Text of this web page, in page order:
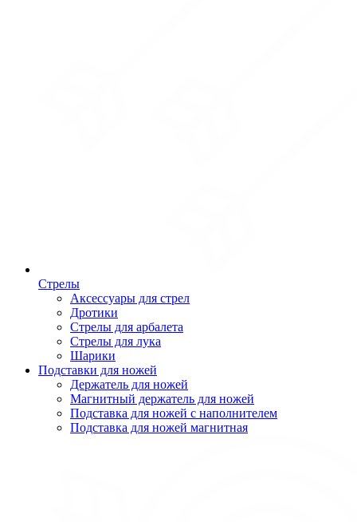
Стрелы
Аксессуары для стрел
Дротики
Стрелы для арбалета
Стрелы для лука
Шарики
Подставки для ножей
Держатель для ножей
Магнитный держатель для ножей
Подставка для ножей с наполнителем
Подставка для ножей магнитная